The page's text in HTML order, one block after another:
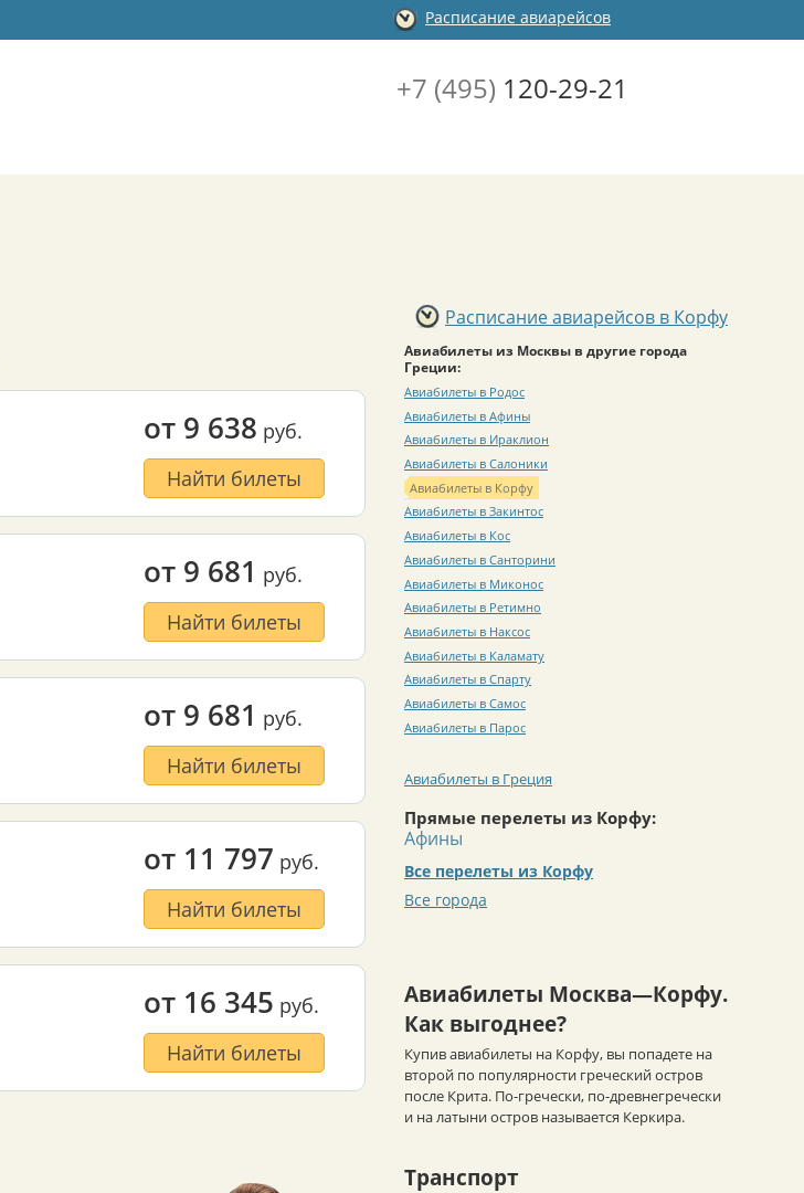
Расписание авиарейсов
+7 (495) 120-29-21
от 9 638 руб.
Найти билеты
от 9 681 руб.
Найти билеты
от 9 681 руб.
Найти билеты
от 11 797 руб.
Найти билеты
от 16 345 руб.
Найти билеты
Расписание авиарейсов в Корфу
Авиабилеты из Москвы в другие города
Греции:
Авиабилеты в Родос
Авиабилеты в Афины
Авиабилеты в Ираклион
Авиабилеты в Салоники
Авиабилеты в Корфу
Авиабилеты в Закинтос
Авиабилеты в Кос
Авиабилеты в Санторини
Авиабилеты в Миконос
Авиабилеты в Ретимно
Авиабилеты в Наксос
Авиабилеты в Каламату
Авиабилеты в Спарту
Авиабилеты в Самос
Авиабилеты в Парос
Авиабилеты в Греция
Прямые перелеты из Корфу:
Афины
Все перелеты из Корфу
Все города
Авиабилеты Москва—Корфу.
Как выгоднее?
Купив авиабилеты на Корфу, вы попадете на
второй по популярности греческий остров
после Крита. По-гречески, по-древнегречески
и на латыни остров называется Керкира.
Транспорт